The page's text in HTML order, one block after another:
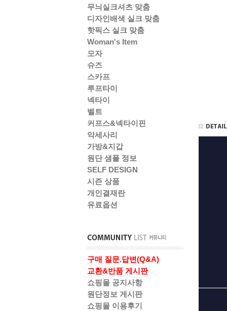
무늬실크셔츠 맞춤
디자인배색 실크 맞춤
핫픽스 실크 맞춤
Woman's Item
모자
슈즈
스카프
루프타이
넥타이
벨트
커프스&넥타이핀
악세사리
가방&지갑
원단 샘플 정보
SELF DESIGN
시즌 상품
개인결재란
유료옵션
구매 질문.답변(Q&A)
교환&반품 게시판
쇼핑몰 공지사항
원단정보 게시판
쇼핑몰 이용후기